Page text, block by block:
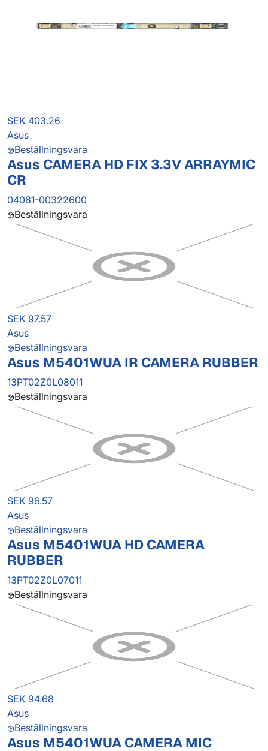
SEK 403.26
Asus
Beställningsvara
Asus CAMERA HD FIX 3.3V ARRAYMIC
CR
04081-00322600
Beställningsvara
SEK 97.57
Asus
Beställningsvara
Asus M5401WUA IR CAMERA RUBBER
13PT02Z0L08011
Beställningsvara
SEK 96.57
Asus
Beställningsvara
Asus M5401WUA HD CAMERA
RUBBER
13PT02Z0L07011
Beställningsvara
SEK 94.68
Asus
Beställningsvara
Asus M5401WUA CAMERA MIC